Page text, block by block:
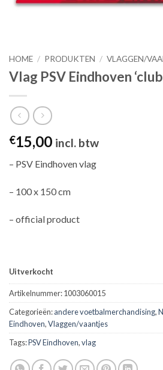
HOME / PRODUKTEN / VLAGGEN/
Vlag PSV Eindhoven
€15,00 incl. btw
– PSV Eindhoven vlag
– 100 x 150 cm
– official product
Uitverkocht
Artikelnummer:1003060015
Categorieën:andere voetbalmerchandising,
Eindhoven,Vlaggen/vaantjes
Tags:PSV Eindhoven,vlag